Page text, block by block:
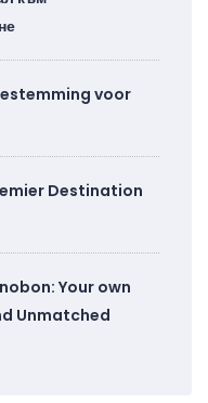
voor
Destination
Your own
Unmatched